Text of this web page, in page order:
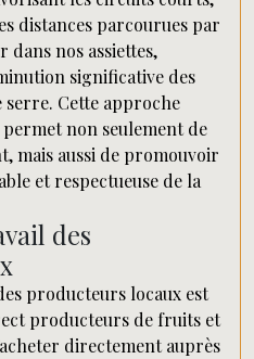
distances parcourues par
dans nos assiettes,
significative des
serre. Cette approche
non seulement de
mais aussi de promouvoir
et respectueuse de la
des
producteurs locaux est
producteurs de fruits et
directement auprès